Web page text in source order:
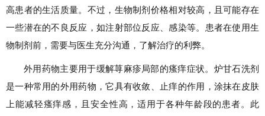
高患者的生活质量。不过，生物制剂价格相对较高，且可能存在
一些潜在的不良反应，如注射部位反应、感染等。患者在使用生
物制剂前，需要与医生充分沟通，了解治疗的利弊。
外用药物主要用于缓解荨麻疹局部的瘙痒症状。炉甘石洗剂
是一种常用的外用药物，它具有收敛、止痒的作用，涂抹在皮肤
上能减轻瘙痒感，且安全性高，适用于各种年龄段的患者。此